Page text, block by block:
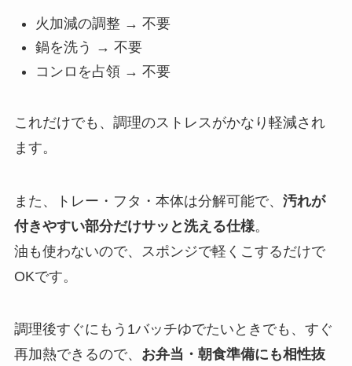
火加減の調整 → 不要
鍋を洗う → 不要
コンロを占領 → 不要
これだけでも、調理のストレスがかなり軽減され
ます。
また、トレー・フタ・本体は分解可能で、 汚れが
付きやすい部分だけサッと洗える仕様。
油も使わないので、スポンジで軽くこするだけで
OKです。
調理後すぐにもう1バッチゆでたいときでも、すぐ
再加熱できるので、 お弁当・朝食準備にも相性抜